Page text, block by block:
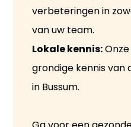
verbeteringen in
van uw team.
Lokale kennis:
grondige kennis van
in Bussum.